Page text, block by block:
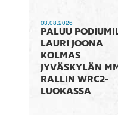
03.08.2026
PALUU
LAURI JOONA
KOLMAS
JYVÄSKYLÄN
RALLIN WRC2-
LUOKASSA